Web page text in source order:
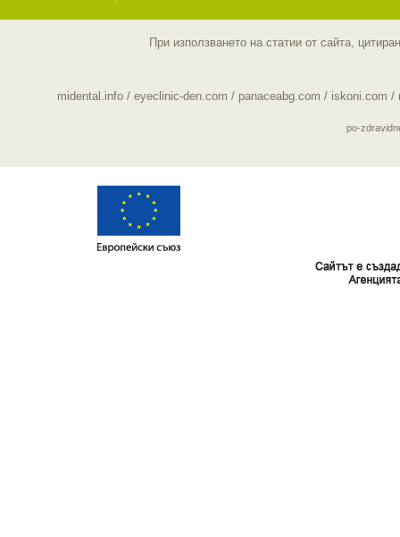
При използването на статии от сайта,
midental.info/ eyeclinic-den.com / panaceabg.com / iskoni.com /
po-